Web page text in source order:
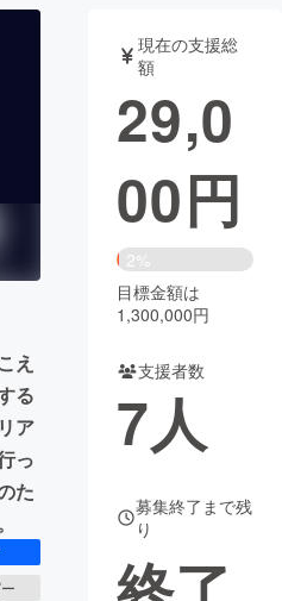
ェット
書籍・雑誌
チャレンジ
性化
CAMPFIRE Creation
税machi-ya コミュニティ
え
る
ア
っ
た
現在の支援総
額
29,0
00円
2%
目標金額は
1,300,000円
支援者数
7人
募集終了まで残
り